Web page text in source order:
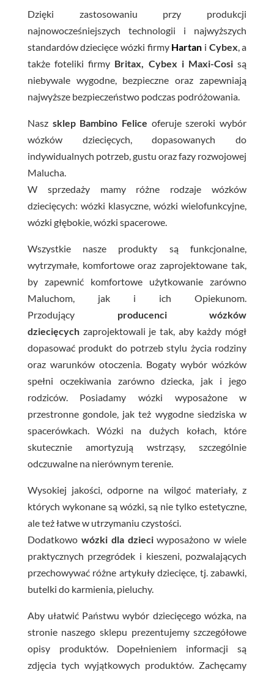
Dzięki zastosowaniu przy produkcji
najnowocześniejszych technologii i najwyższych
standardów dziecięce wózki firmy Hartan i Cybex, a
także foteliki firmy Britax, Cybex i Maxi-Cosi są
niebywale wygodne, bezpieczne oraz zapewniają
najwyższe bezpieczeństwo podczas podróżowania.
Nasz sklep Bambino Felice oferuje szeroki wybór
wózków dziecięcych, dopasowanych do
indywidualnych potrzeb, gustu oraz fazy rozwojowej
Malucha.
W sprzedaży mamy różne rodzaje wózków
dziecięcych: wózki klasyczne, wózki wielofunkcyjne,
wózki głębokie, wózki spacerowe.
Wszystkie nasze produkty są funkcjonalne,
wytrzymałe, komfortowe oraz zaprojektowane tak,
by zapewnić komfortowe użytkowanie zarówno
Maluchom, jak i ich Opiekunom.
Przodujący producenci wózków
dziecięcychzaprojektowali je tak, aby każdy mógł
dopasować produkt do potrzeb stylu życia rodziny
oraz warunków otoczenia. Bogaty wybór wózków
spełni oczekiwania zarówno dziecka, jak i jego
rodziców. Posiadamy wózki wyposażone w
przestronne gondole, jak też wygodne siedziska w
spacerówkach. Wózki na dużych kołach, które
skutecznie amortyzują wstrząsy, szczególnie
odczuwalne na nierównym terenie.
Wysokiej jakości, odporne na wilgoć materiały, z
których wykonane są wózki, są nie tylko estetyczne,
ale też łatwe w utrzymaniu czystości.
Dodatkowo wózki dla dzieciwyposażono w wiele
praktycznych przegródek i kieszeni, pozwalających
przechowywać różne artykuły dziecięce, tj. zabawki,
butelki do karmienia, pieluchy.
Aby ułatwić Państwu wybór dziecięcego wózka, na
stronie naszego sklepu prezentujemy szczegółowe
opisy produktów. Dopełnieniem informacji są
zdjęcia tych wyjątkowych produktów. Zachęcamy